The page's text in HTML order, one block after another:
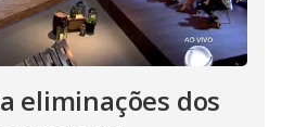
eliminações dos